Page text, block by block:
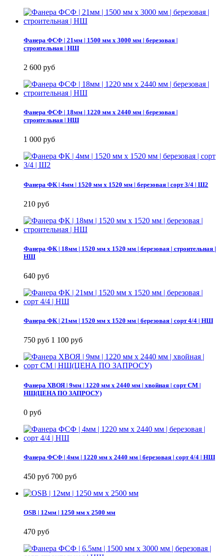
Фанера ФСФ | 21мм | 1500 мм х 3000 мм | березовая |
строительная | НШ
2 600 руб
Фанера ФСФ | 18мм | 1220 мм х 2440 мм | березовая |
строительная | НШ
1 000 руб
Фанера ФК | 4мм | 1520 мм х 1520 мм | березовая | сорт 3/4 | Ш2
210 руб
Фанера ФК | 18мм | 1520 мм х 1520 мм | березовая | строительная |
НШ
640 руб
Фанера ФК | 21мм | 1520 мм х 1520 мм | березовая | сорт 4/4 | НШ
750 руб 1 100 руб
Фанера ХВОЯ | 9мм | 1220 мм х 2440 мм | хвойная | сорт СМ |
НШ(ЦЕНА ПО ЗАПРОСУ)
0 руб
Фанера ФСФ | 4мм | 1220 мм х 2440 мм | березовая | сорт 4/4 | НШ
450 руб 700 руб
OSB | 12мм | 1250 мм х 2500 мм
470 руб